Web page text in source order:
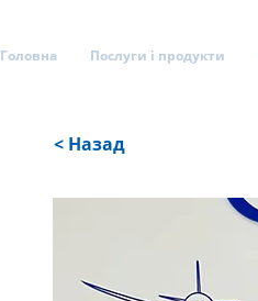
Головна Послуги і продукти
< Назад